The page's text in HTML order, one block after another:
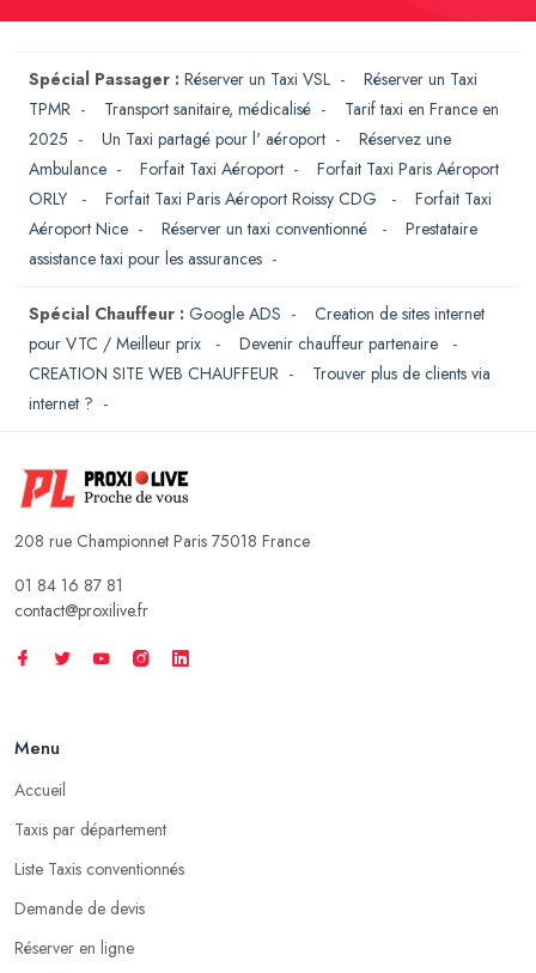
Spécial Passager : Réserver un Taxi VSL - Réserver un Taxi
TPMR - Transport sanitaire, médicalisé - Tarif taxi en France en
2025 - Un Taxi partagé pour l' aéroport - Réservez une
Ambulance - Forfait Taxi Aéroport - Forfait Taxi Paris Aéroport
ORLY
- Forfait Taxi Paris Aéroport Roissy CDG - Forfait Taxi
Aéroport Nice - Réserver un taxi conventionné - Prestataire
assistance taxi pour les assurances -
Spécial Chauffeur : Google ADS - Creation de sites internet
pour VTC / Meilleur prix
- Devenir chauffeur partenaire
-
CREATION SITE WEB CHAUFFEUR - Trouver plus de clients via
internet ? -
208 rue Championnet Paris 75018 France
01 84 16 87 81
contact@proxilive.fr
Menu
Accueil
Taxis par département
Liste Taxis conventionnés
Demande de devis
Réserver en ligne